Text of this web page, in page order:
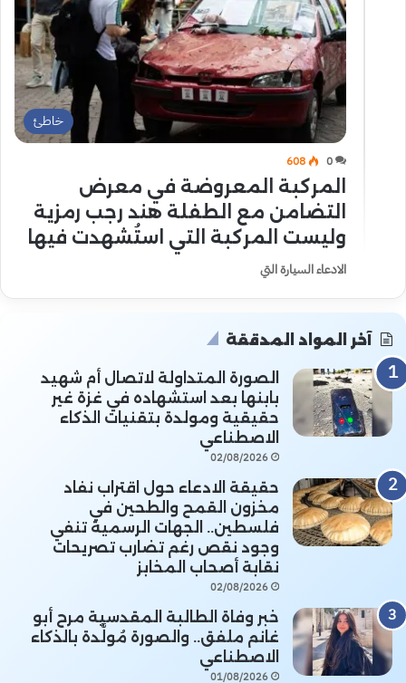
خاطئ
0
608
المركبة المعروضة في معرض
التضامن مع الطفلة هند رجب رمزية
وليست المركبة التي استُشهدت فيها
الادعاء السيارة التي
آخر المواد المدققة
الصورة المتداولة لاتصال أم شهيد
بابنها بعد استشهاده في غزة غير
حقيقية ومولدة بتقنيات الذكاء
الاصطناعي
02/08/2026
حقيقة الادعاء حول اقتراب نفاد
مخزون القمح والطحين في
فلسطين.. الجهات الرسمية تنفي
وجود نقص رغم تضارب تصريحات
نقابة أصحاب المخابز
02/08/2026
خبر وفاة الطالبة المقدسية مرح أبو
غانم ملفق.. والصورة مُولَّدة بالذكاء
الاصطناعي
01/08/2026